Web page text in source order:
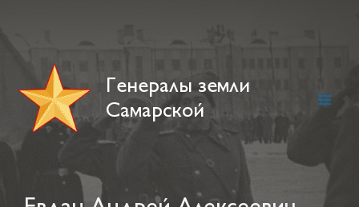
Генералы земли
Самарской